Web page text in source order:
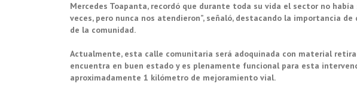
Mercedes Toapanta, recordó que durante toda su vida el sector no
veces, pero nunca nos atendieron”, señaló, destacando la importancia
de la comunidad.
Actualmente, esta calle comunitaria será adoquinada con material
encuentra en buen estado y es plenamente funcional para esta
aproximadamente 1 kilómetro de mejoramiento vial.